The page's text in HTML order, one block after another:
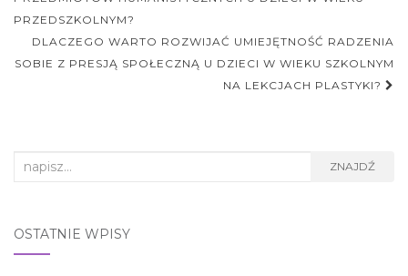
PRZEDSZKOLNYM?
DLACZEGO WARTO ROZWIJAĆ UMIEJĘTNOŚĆ RADZENIA
SOBIE Z PRESJĄ SPOŁECZNĄ U DZIECI W WIEKU SZKOLNYM
NA LEKCJACH PLASTYKI?
Search
ZNAJDŹ
OSTATNIE WPISY